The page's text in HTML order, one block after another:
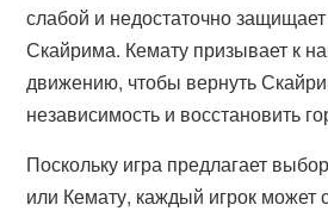
слабой и недостаточно
Скайрима. Кемату призывает к
движению, чтобы вернуть
независимость и восстановить
Поскольку игра предлагает
или Кемату, каждый игрок может